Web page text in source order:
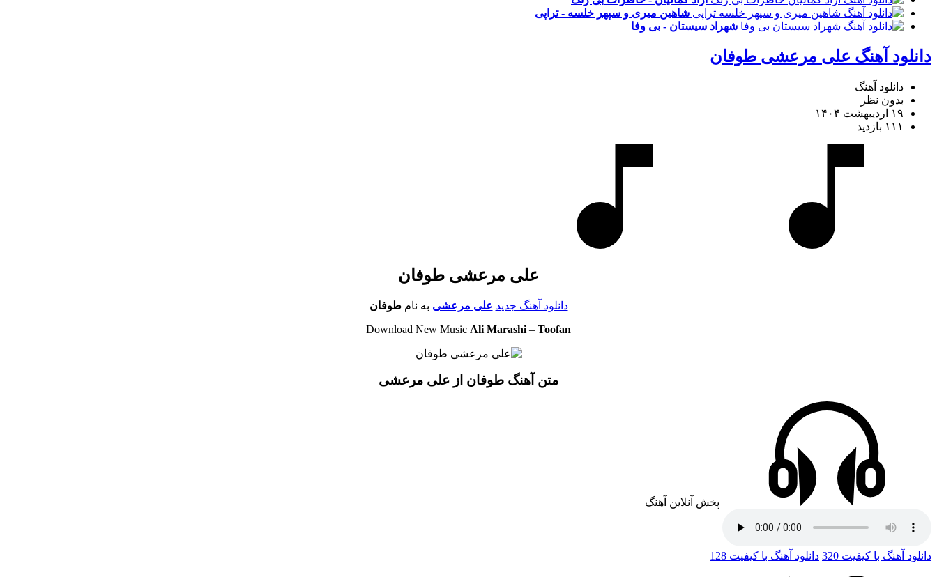
شاهین میری و سپهر خلسه - تراپی
شهراد سیستان - بی وفا
دانلود آهنگ علی مرعشی طوفان
دانلود آهنگ
بدون نظر
۱۹ اردیبهشت ۱۴۰۴
۱۱۱ بازدید
علی مرعشی طوفان
دانلود آهنگ جدید علی مرعشی به نامطوفان
Download New Music Ali Marashi – Toofan
متن آهنگ طوفان از علی مرعشی
پخش آنلاین آهنگ
دانلود آهنگ با کیفیت 320 دانلود آهنگ با کیفیت 128